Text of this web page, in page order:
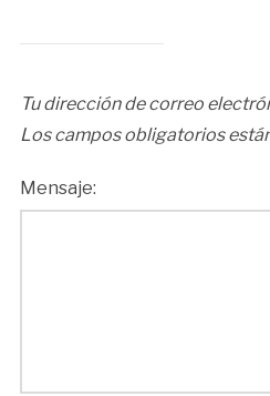
Tu dirección de correo
Los campos obligatorios
Mensaje: